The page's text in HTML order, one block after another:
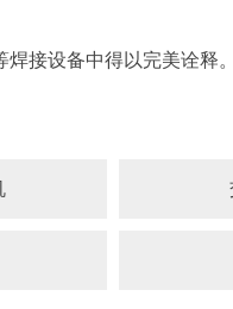
接设备中得以完美诠释。